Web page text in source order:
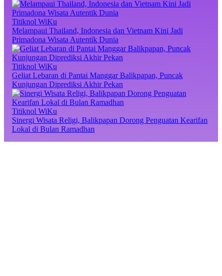
Titiknol WiKu
Melampaui Thailand, Indonesia dan Vietnam Kini Jadi
Primadona Wisata Autentik Dunia
Titiknol WiKu
Geliat Lebaran di Pantai Manggar Balikpapan, Puncak
Kunjungan Diprediksi Akhir Pekan
Titiknol WiKu
Sinergi Wisata Religi, Balikpapan Dorong Penguatan Kearifan
Lokal di Bulan Ramadhan